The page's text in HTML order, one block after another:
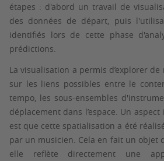
étapes : d'abord un travail de
des données de départ, puis
identifiés lors de cette phase
prédictions.
La visualisation a permis d’explorer
sur les liens possibles entre le
tempo, les sous-ensembles
déplacement dans l’espace. Un
est que cette spatialisation a été
par un musicien. Cela en fait un objet
elle reflète directement une